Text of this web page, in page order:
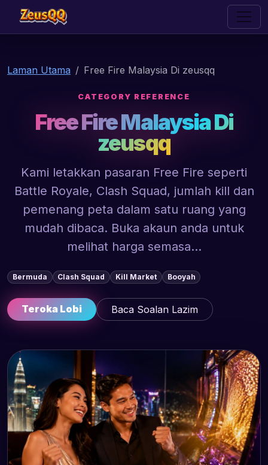
zeusqq
Laman Utama Free Fire Malaysia Di zeusqq
CATEGORY REFERENCE
Free Fire Malaysia Di
zeusqq
Kami letakkan pasaran Free Fire seperti
Battle Royale, Clash Squad, jumlah kill dan
pemenang peta dalam satu ruang yang
mudah dibaca. Buka akaun anda untuk
melihat harga semasa...
Bermuda Clash Squad Kill Market Booyah
Teroka Lobi Baca Soalan Lazim